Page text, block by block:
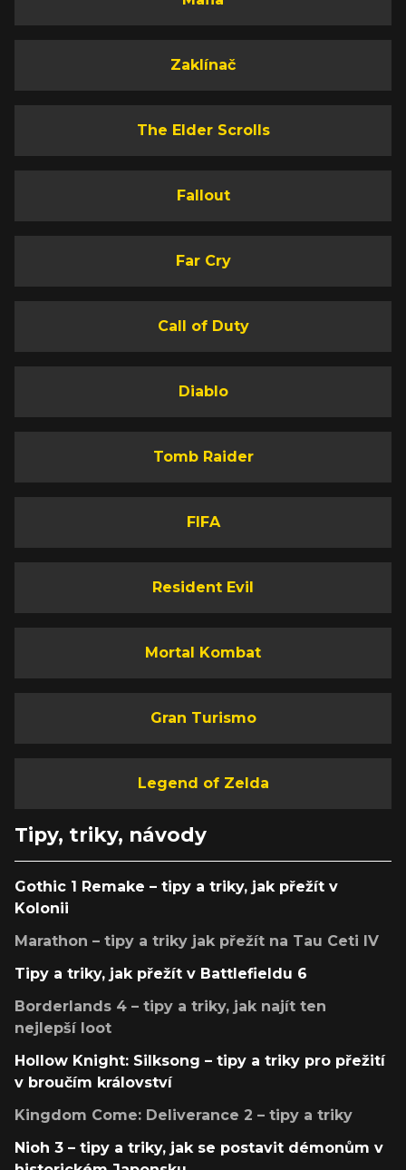
Zaklínač
The Elder Scrolls
Fallout
Far Cry
Call of Duty
Diablo
Tomb Raider
FIFA
Resident Evil
Mortal Kombat
Gran Turismo
Legend of Zelda
Tipy, triky, návody
Gothic 1 Remake – tipy a triky, jak přežít v
Kolonii
Marathon – tipy a triky jak přežít na Tau Ceti IV
Tipy a triky, jak přežít v Battlefieldu 6
Borderlands 4 – tipy a triky, jak najít ten
nejlepší loot
Hollow Knight: Silksong – tipy a triky pro přežití
v broučím království
Kingdom Come: Deliverance 2 – tipy a triky
Nioh 3 – tipy a triky, jak se postavit démonům v